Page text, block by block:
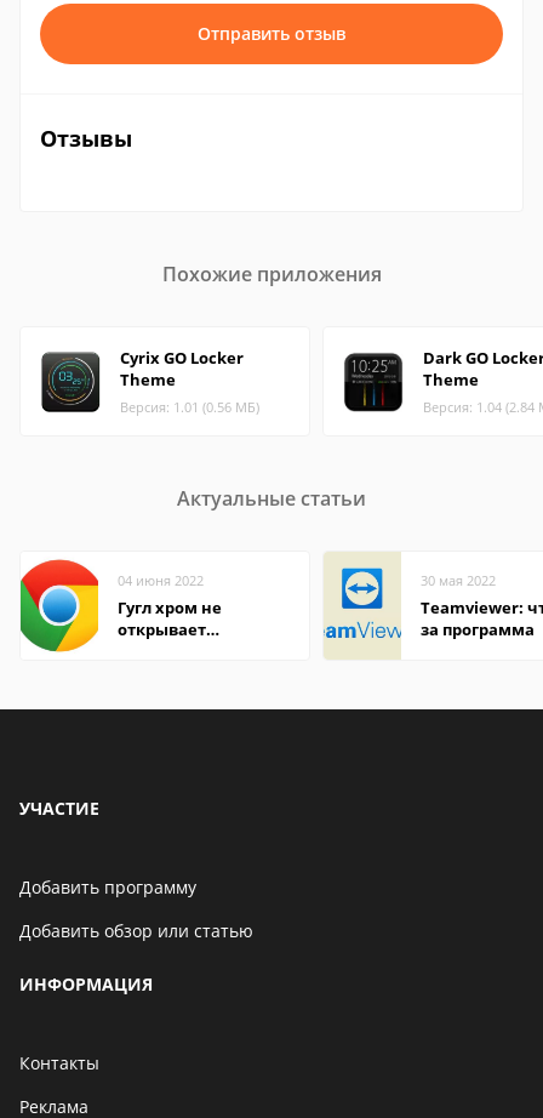
Отправить отзыв
Отзывы
Похожие приложения
Cyrix GO Locker
Theme
Версия: 1.01 (0.56 МБ)
Dark GO
Theme
Версия: 1.04 (2.84
Актуальные статьи
04 июня 2022
Гугл хром не
открывает
30 мая 2022
Teamviewer:
за программа
УЧАСТИЕ
Добавить программу
Добавить обзор или статью
ИНФОРМАЦИЯ
Контакты
Реклама